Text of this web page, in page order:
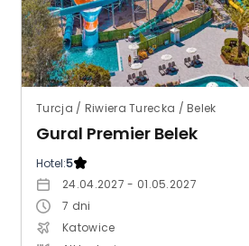
Turcja / Riwiera Turecka / Belek
Gural Premier Belek
Hotel:5
24.04.2027 - 01.05.2027
7 dni
Katowice